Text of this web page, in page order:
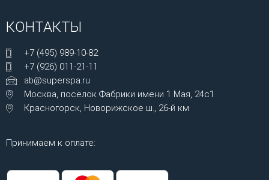
КОНТАКТЫ
+7 (495) 989-10-82
+7 (926) 011-21-11
ab@superspa.ru
Москва, посёлок Фабрики имени 1 Мая, 24с1
Красногорск, Новорижское ш., 26-й км
Принимаем к оплате: